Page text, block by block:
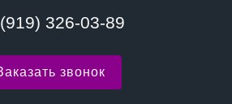
326-03-89
звонок